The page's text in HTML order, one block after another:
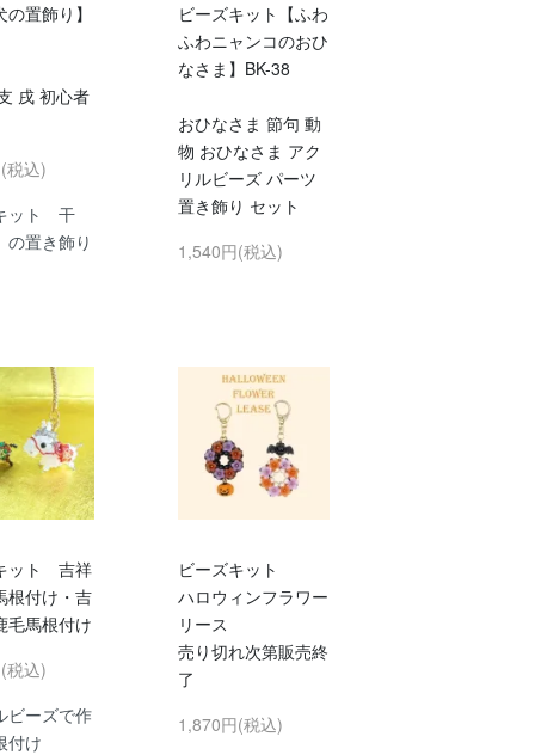
置飾り】
戌 初心者
税込)
ット 干
置き飾り
ビーズキット【ふわ
ふわニャンコのおひ
なさま】BK-38
おひなさま 節句 動
物 おひなさま アク
リルビーズ パーツ
置き飾り セット
1,540円(税込)
ット 吉祥
根付け・吉
毛馬根付け
税込)
ビーズで作
付け
ビーズキット
ハロウィンフラワー
リース
売り切れ次第販売終
了
1,870円(税込)